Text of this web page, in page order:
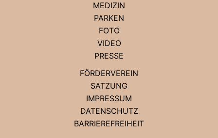
MEDIZIN
PARKEN
FOTO
VIDEO
PRESSE
FÖRDERVEREIN
SATZUNG
IMPRESSUM
DATENSCHUTZ
BARRIEREFREIHEIT